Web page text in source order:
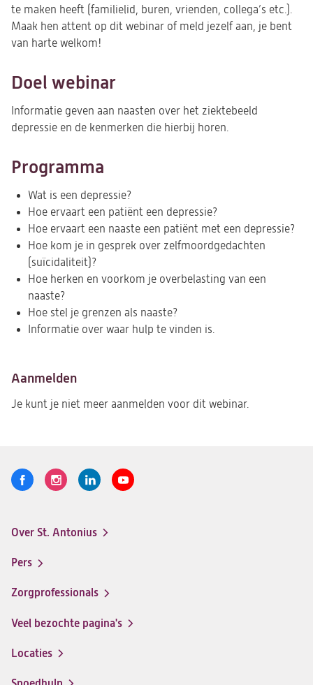
te maken heeft (familielid, buren, vrienden, collega’s etc.).
Maak hen attent op dit webinar of meld jezelf aan, je bent
van harte welkom!
Doel webinar
Informatie geven aan naasten over het ziektebeeld
depressie en de kenmerken die hierbij horen.
Programma
Wat is een depressie?
Hoe ervaart een patiënt een depressie?
Hoe ervaart een naaste een patiënt met een depressie?
Hoe kom je in gesprek over zelfmoordgedachten
(suïcidaliteit)?
Hoe herken en voorkom je overbelasting van een
naaste?
Hoe stel je grenzen als naaste?
Informatie over waar hulp te vinden is.
Aanmelden
Je kunt je niet meer aanmelden voor dit webinar.
Volg
Logo
een
ziekenhuis
op
Logo
een
op
Logo
een
op
Logo
menu
Over St. Antonius
Pers
Zorgprofessionals
Veel bezochte pagina's
Locaties